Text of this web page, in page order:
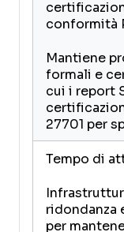
conformità
Mantiene
formali e
cui i report
27701 per
Tempo di
ridondanza
per